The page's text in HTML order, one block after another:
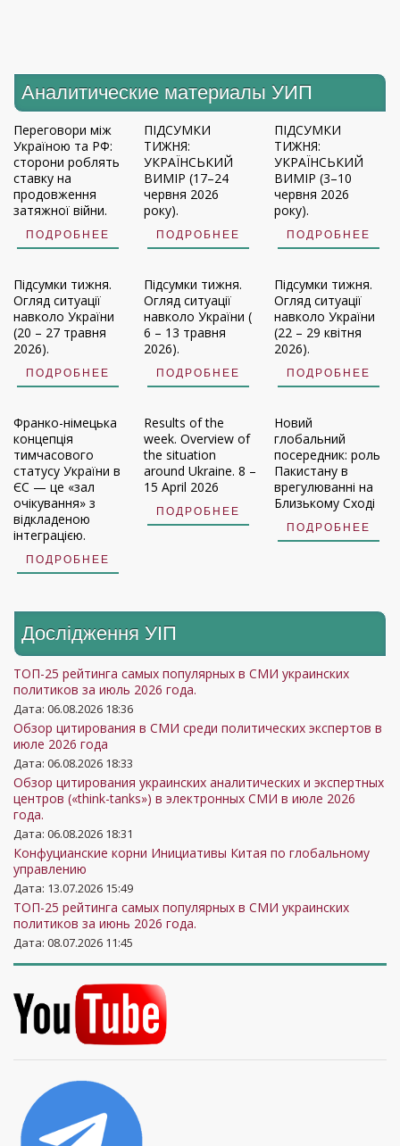
Аналитические материалы УИП
Переговори між
Україною та РФ:
сторони роблять
ставку на
продовження
затяжної війни.
ПОДРОБНЕЕ
ПІДСУМКИ
ТИЖНЯ:
УКРАЇНСЬКИЙ
ВИМІР (17–24
червня 2026
року).
ПОДРОБНЕЕ
ПІДСУМКИ
ТИЖНЯ:
УКРАЇНСЬКИЙ
ВИМІР (3–10
червня 2026
року).
ПОДРОБНЕЕ
Підсумки тижня.
Огляд ситуації
навколо України
(20 – 27 травня
2026).
ПОДРОБНЕЕ
Підсумки тижня.
Огляд ситуації
навколо України (
6 – 13 травня
2026).
ПОДРОБНЕЕ
Підсумки тижня.
Огляд ситуації
навколо України
(22 – 29 квітня
2026).
ПОДРОБНЕЕ
Франко-німецька
концепція
тимчасового
статусу України в
ЄС — це «зал
очікування» з
відкладеною
інтеграцією.
ПОДРОБНЕЕ
Results of the
week. Overview of
the situation
around Ukraine. 8 –
15 April 2026
ПОДРОБНЕЕ
Новий
глобальний
посередник: роль
Пакистану в
врегулюванні на
Близькому Сході
ПОДРОБНЕЕ
Дослідження УIП
ТОП-25 рейтинга самых популярных в СМИ украинских
политиков за июль 2026 года.
Дата: 06.08.2026 18:36
Обзор цитирования в СМИ среди политических экспертов в
июле 2026 года
Дата: 06.08.2026 18:33
Обзор цитирования украинских аналитических и экспертных
центров («think-tanks») в электронных СМИ в июле 2026
года.
Дата: 06.08.2026 18:31
Конфуцианские корни Инициативы Китая по глобальному
управлению
Дата: 13.07.2026 15:49
ТОП-25 рейтинга самых популярных в СМИ украинских
политиков за июнь 2026 года.
Дата: 08.07.2026 11:45